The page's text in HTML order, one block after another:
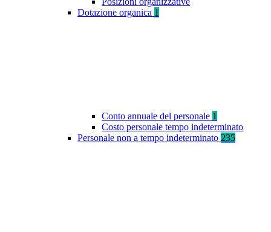
Dotazione organica 1
Conto annuale del personale 1
Costo personale tempo indeterminato
Personale non a tempo indeterminato 235